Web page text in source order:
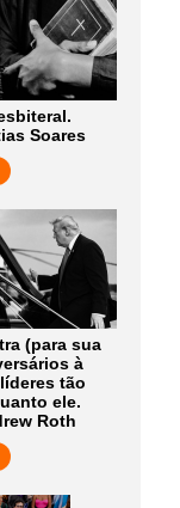
Soares
(para sua
à
tão
ele.
Roth